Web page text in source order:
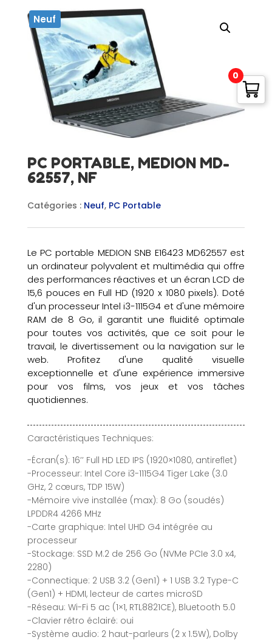
Neuf
PC PORTABLE, MEDION MD-
62557, NF
Catégories : Neuf, PC Portable
Le PC portable MEDION SNB E16423 MD62557 est
un ordinateur polyvalent et multimédia qui offre
des performances réactives et un écran LCD de
15,6 pouces en Full HD (1920 x 1080 pixels). Doté
d'un processeur Intel i3-1115G4 et d'une mémoire
RAM de 8 Go, il garantit une fluidité optimale
pour toutes vos activités, que ce soit pour le
travail, le divertissement ou la navigation sur le
web. Profitez d'une qualité visuelle
exceptionnelle et d'une expérience immersive
pour vos films, vos jeux et vos tâches
quotidiennes.
Caractéristiques Techniques:
-Écran(s): 16’’ Full HD LED IPS (1920×1080, antireflet)
-Processeur: Intel Core i3-1115G4 Tiger Lake (3.0
GHz, 2 cœurs, TDP 15W)
-Mémoire vive installée (max): 8 Go (soudés)
LPDDR4 4266 MHz
-Carte graphique: Intel UHD G4 intégrée au
processeur
-Stockage: SSD M.2 de 256 Go (NVMe PCIe 3.0 x4,
2280)
-Connectique: 2 USB 3.2 (Gen1) + 1 USB 3.2 Type-C
(Gen1) + HDMI, lecteur de cartes microSD
-Réseau: Wi-Fi 5 ac (1×1, RTL8821CE), Bluetooth 5.0
-Clavier rétro éclairé: oui
-Système audio: 2 haut-parleurs (2 x 1.5W), Dolby
0